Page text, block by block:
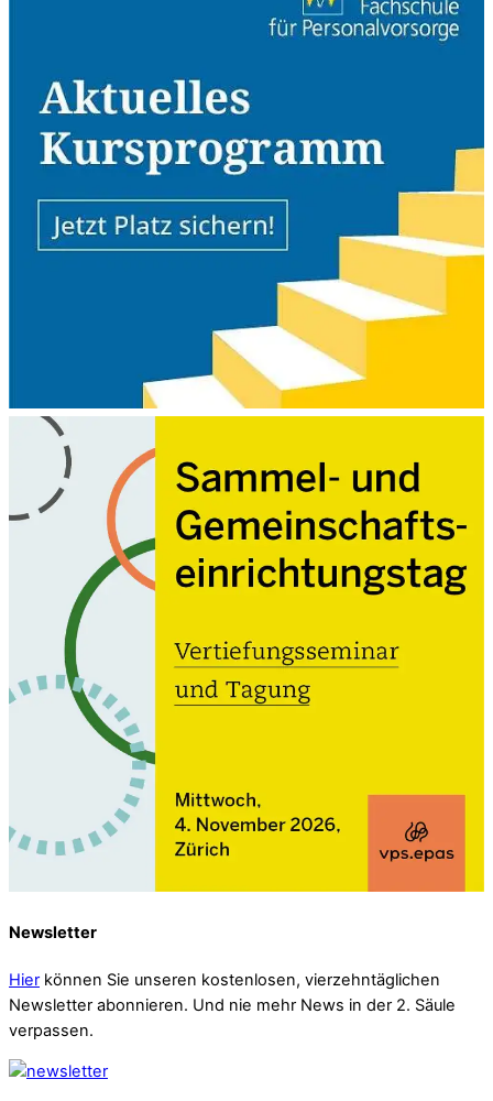
Newsletter
Hier können Sie unseren kostenlosen, vierzehntäglichen
Newsletter abonnieren. Und nie mehr News in der 2. Säule
verpassen.